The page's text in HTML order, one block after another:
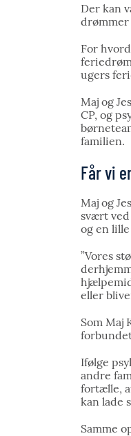
Der kan
drømmer
For
ugers
Maj og
CP, og
familien.
Får vi
Maj og
svært ved
og en
”Vores
eller
Som Maj
Ifølge
andre
fortælle,
kan lade
Samme